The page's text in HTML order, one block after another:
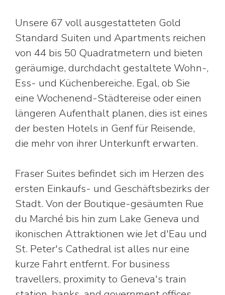
Unsere 67 voll ausgestatteten Gold
Standard Suiten und Apartments reichen
von 44 bis 50 Quadratmetern und bieten
geräumige, durchdacht gestaltete Wohn-,
Ess- und Küchenbereiche. Egal, ob Sie
eine Wochenend-Städtereise oder einen
längeren Aufenthalt planen, dies ist eines
der besten Hotels in Genf für Reisende,
die mehr von ihrer Unterkunft erwarten.
Fraser Suites befindet sich im Herzen des
ersten Einkaufs- und Geschäftsbezirks der
Stadt. Von der Boutique-gesäumten Rue
du Marché bis hin zum Lake Geneva und
ikonischen Attraktionen wie Jet d'Eau und
St. Peter's Cathedral ist alles nur eine
kurze Fahrt entfernt. For business
travellers, proximity to Geneva's train